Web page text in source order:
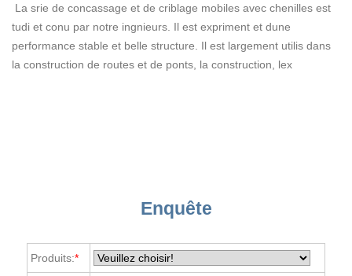
La srie de concassage et de criblage mobiles avec chenilles est
tudi et conu par notre ingnieurs. Il est expriment et dune
performance stable et belle structure. Il est largement utilis dans
la construction de routes et de ponts, la construction, lex
Enquête
Produits:*